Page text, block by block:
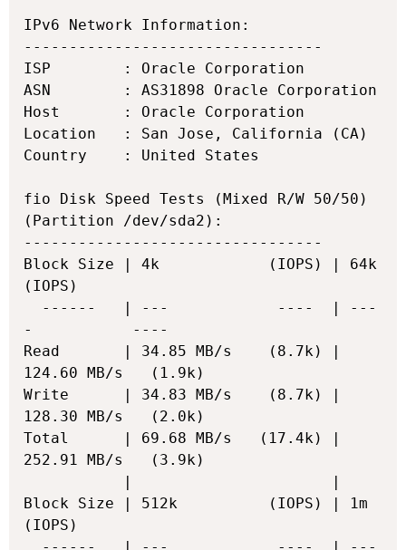
IPv6 Network Information:
---------------------------------
ISP        : Oracle Corporation
ASN        : AS31898 Oracle Corporation
Host       : Oracle Corporation
Location   : San Jose, California (CA)
Country    : United States
fio Disk Speed Tests (Mixed R/W 50/50)
(Partition /dev/sda2):
---------------------------------
Block Size | 4k            (IOPS) | 64k
(IOPS)
-           ----
Read       | 34.85 MB/s    (8.7k) |
124.60 MB/s   (1.9k)
Write      | 34.83 MB/s    (8.7k) |
128.30 MB/s   (2.0k)
Total      | 69.68 MB/s   (17.4k) |
252.91 MB/s   (3.9k)
Block Size | 512k          (IOPS) | 1m
(IOPS)